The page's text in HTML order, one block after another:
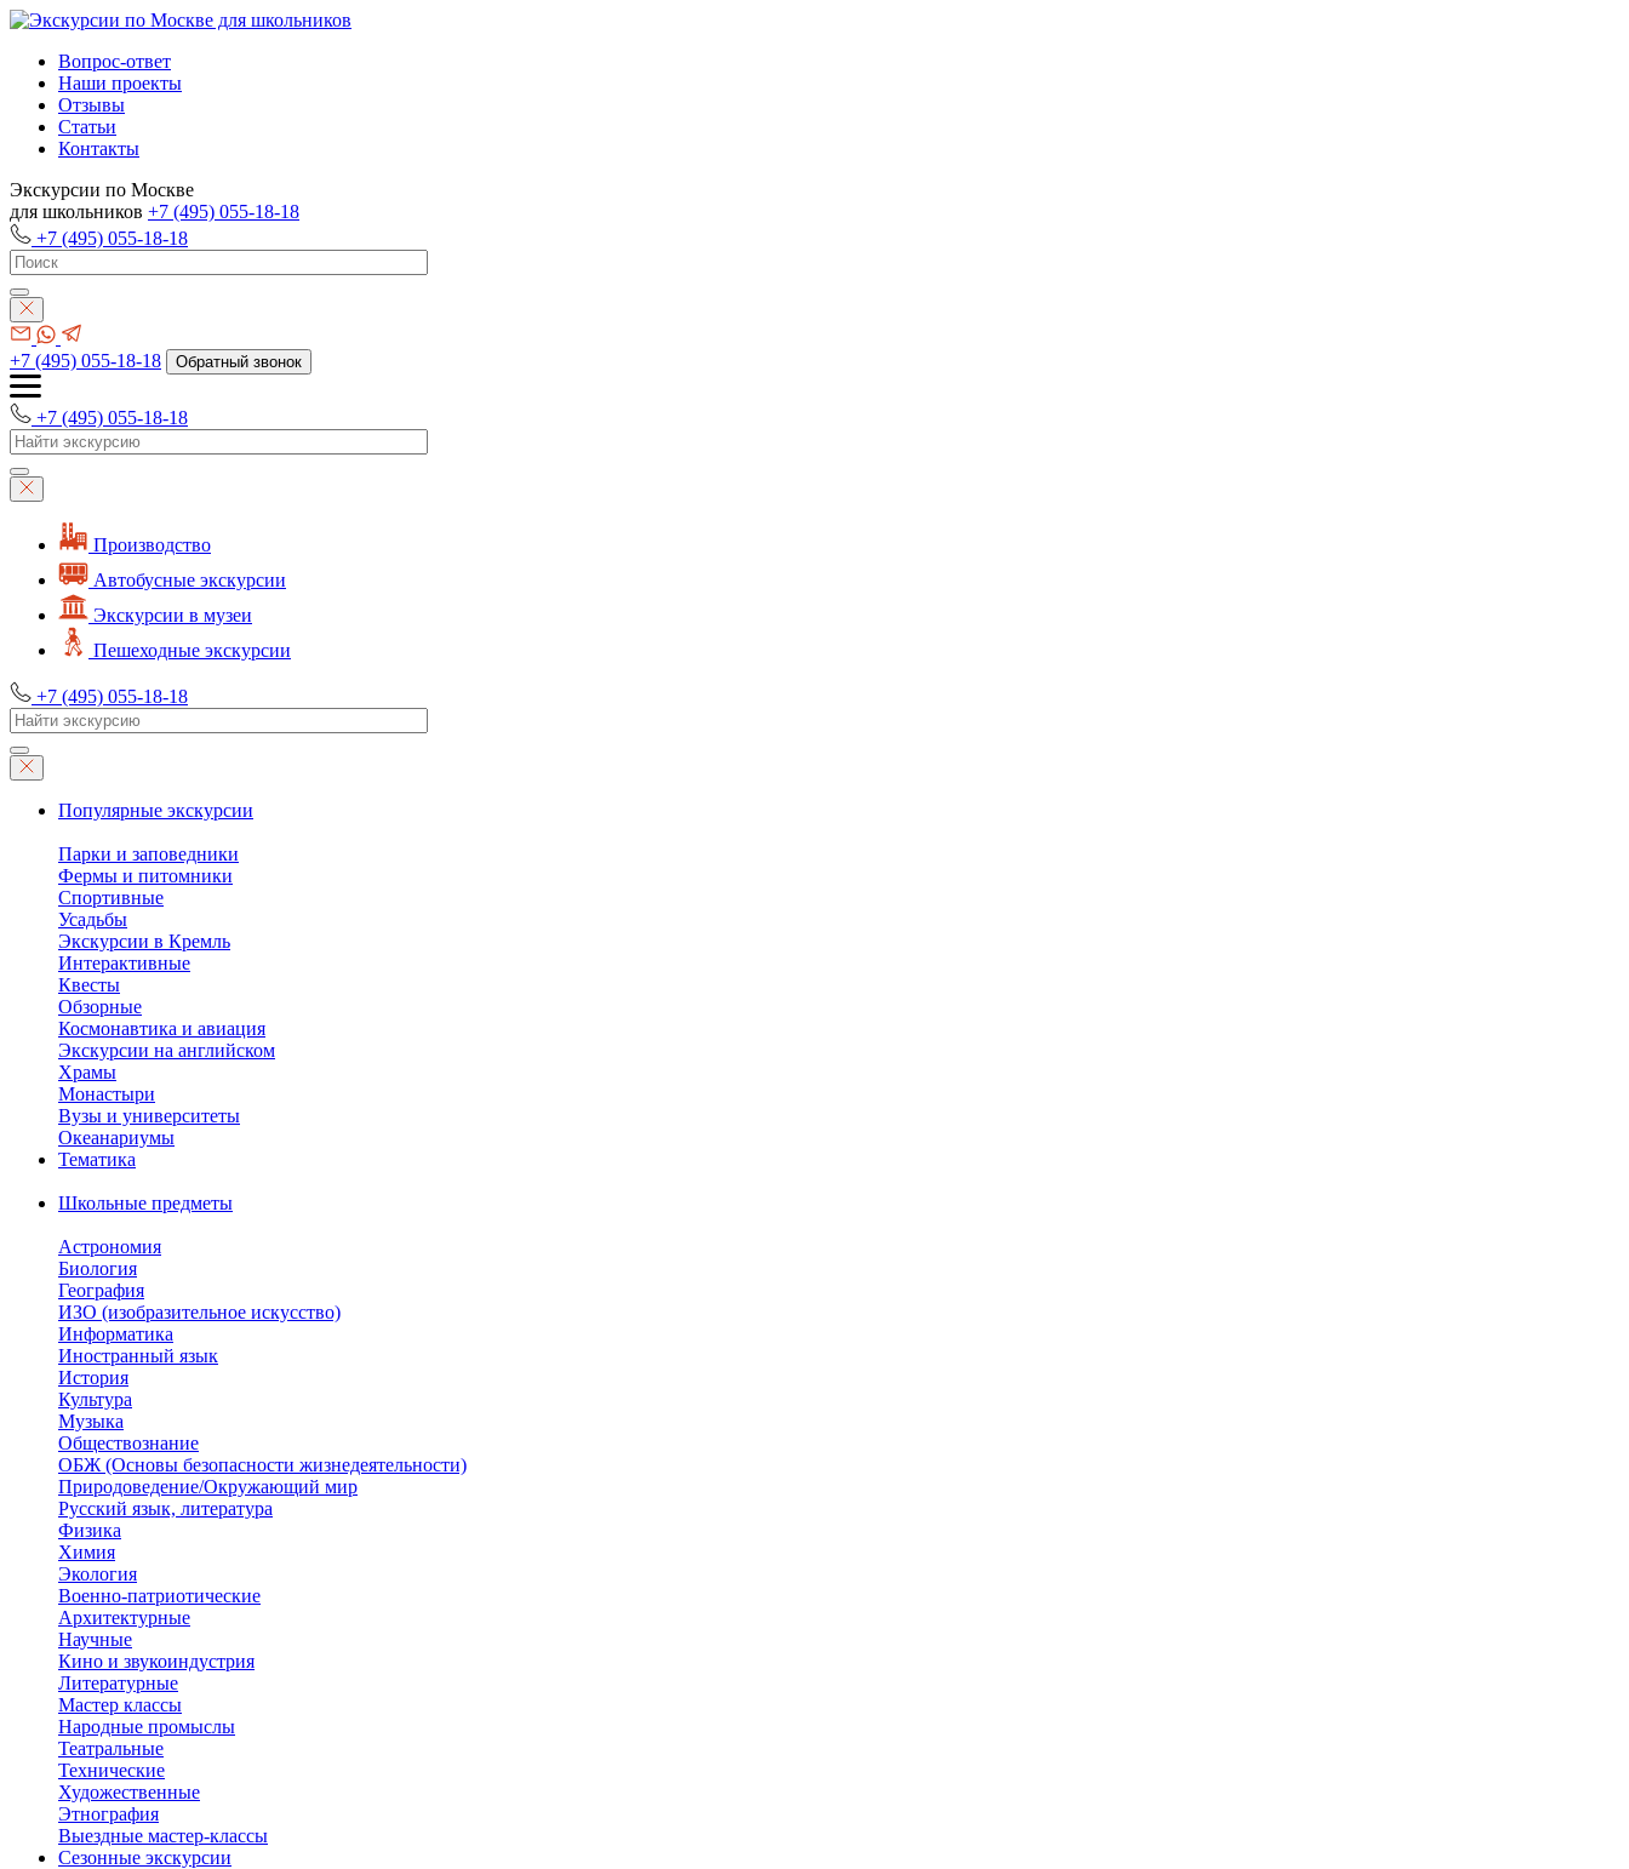
Вопрос-ответ
Наши проекты
Отзывы
Статьи
Контакты
Экскурсии по Москве
для школьников +7 (495) 055-18-18
+7 (495) 055-18-18
+7 (495) 055-18-18 Обратный звонок
+7 (495) 055-18-18
Производство
Автобусные экскурсии
Экскурсии в музеи
Пешеходные экскурсии
+7 (495) 055-18-18
Популярные экскурсии
Парки и заповедники
Фермы и питомники
Спортивные
Усадьбы
Экскурсии в Кремль
Интерактивные
Квесты
Обзорные
Космонавтика и авиация
Экскурсии на английском
Храмы
Монастыри
Вузы и университеты
Океанариумы
Тематика
Школьные предметы
Астрономия
Биология
География
ИЗО (изобразительное искусство)
Информатика
Иностранный язык
История
Культура
Музыка
Обществознание
ОБЖ (Основы безопасности жизнедеятельности)
Природоведение/Окружающий мир
Русский язык, литература
Физика
Химия
Экология
Военно-патриотические
Архитектурные
Научные
Кино и звукоиндустрия
Литературные
Мастер классы
Народные промыслы
Театральные
Технические
Художественные
Этнография
Выездные мастер-классы
Сезонные экскурсии